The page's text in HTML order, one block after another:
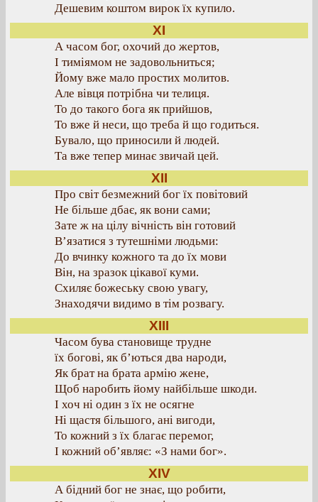
Дешевим коштом вирок їх купило.
XI
А часом бог, охочий до жертов,
І тиміямом не задовольниться;
Йому вже мало простих молитов.
Але вівця потрібна чи телиця.
То до такого бога як прийшов,
То вже й неси, що треба й що годиться.
Бувало, що приносили й людей.
Та вже тепер минає звичай цей.
XII
Про світ безмежний бог їх повітовий
Не більше дбає, як вони сами;
Зате ж на цілу вічність він готовий
В’язатися з тутешніми людьми:
До вчинку кожного та до їх мови
Він, на зразок цікавої куми.
Схиляє божеську свою увагу,
Знаходячи видимо в тім розвагу.
XIII
Часом бува становище трудне
їх богові, як б’ються два народи,
Як брат на брата армію жене,
Щоб наробить йому найбільше шкоди.
І хоч ні один з їх не осягне
Ні щастя більшого, ані вигоди,
То кожний з їх благає перемог,
І кожний об’являє: «З нами бог».
XІV
А бідний бог не знає, що робити,